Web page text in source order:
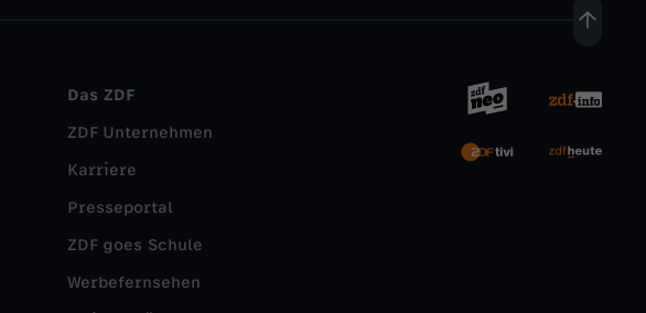
Das ZDF
ZDF Unternehmen
Karriere
Presseportal
ZDF goes Schule
Werbefernsehen